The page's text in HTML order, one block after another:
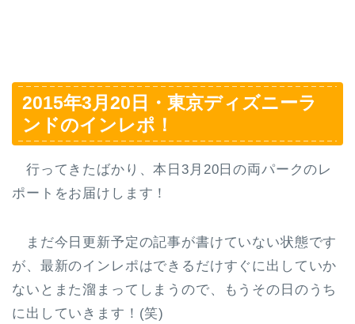
2015年3月20日・東京ディズニーラ
ンドのインレポ！
行ってきたばかり、本日3月20日の両パークのレ
ポートをお届けします！
まだ今日更新予定の記事が書けていない状態です
が、最新のインレポはできるだけすぐに出していか
ないとまた溜まってしまうので、もうその日のうち
に出していきます！(笑)